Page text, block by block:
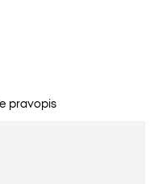
pravopis